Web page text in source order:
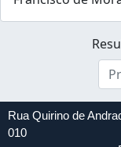
Rua Quirino de
010